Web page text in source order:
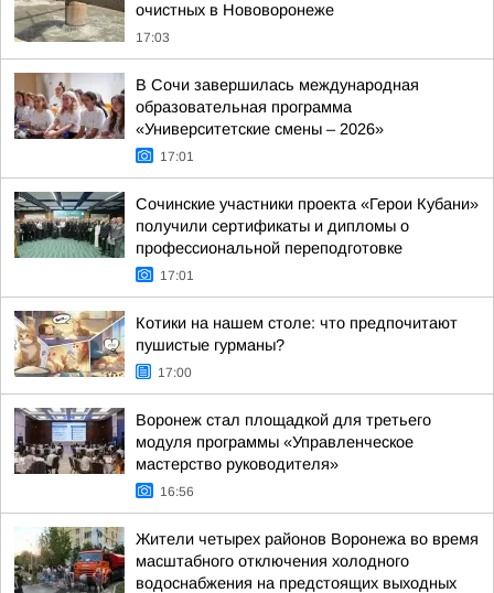
очистных в Нововоронеже
17:03
В Сочи завершилась международная
образовательная программа
«Университетские смены – 2026»
17:01
Сочинские участники проекта «Герои Кубани»
получили сертификаты и дипломы о
профессиональной переподготовке
17:01
Котики на нашем столе: что предпочитают
пушистые гурманы?
17:00
Воронеж стал площадкой для третьего
модуля программы «Управленческое
мастерство руководителя»
16:56
Жители четырех районов Воронежа во время
масштабного отключения холодного
водоснабжения на предстоящих выходных